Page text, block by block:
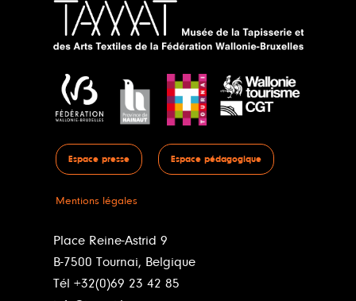
Espace presse Espace pédagogique
Mentions légales
Place Reine-Astrid 9
B-7500 Tournai, Belgique
Tél +32(0)69 23 42 85